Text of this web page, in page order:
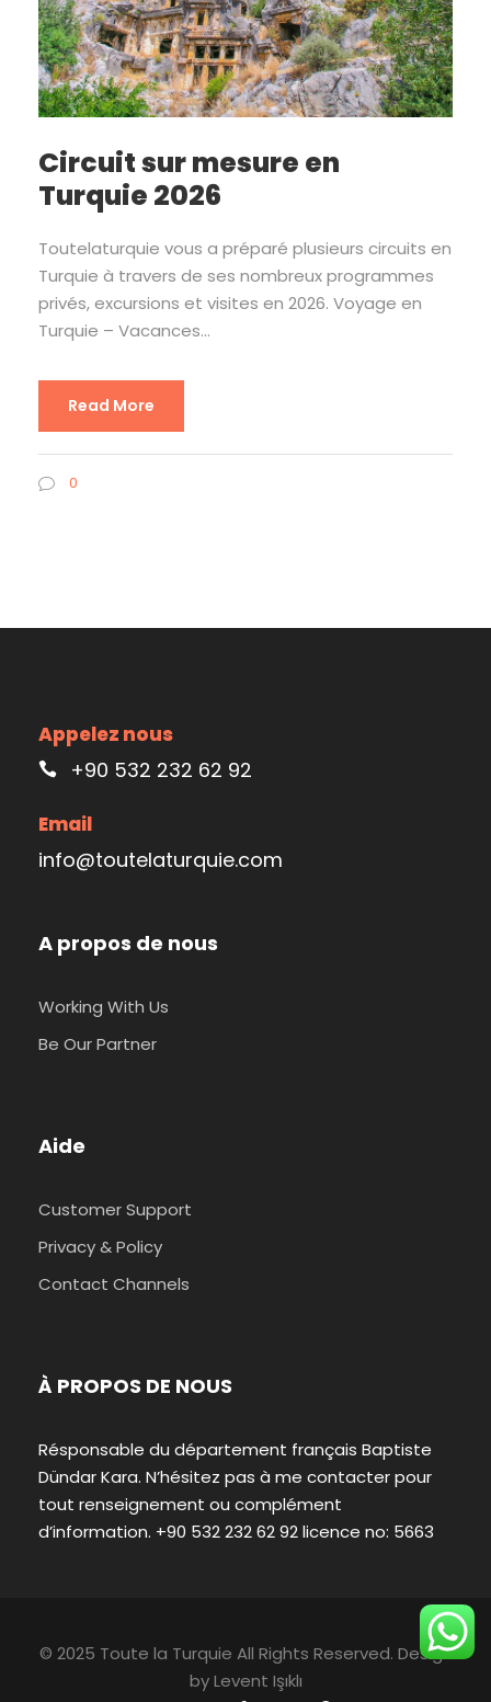
Circuit sur mesure en
Turquie 2026
Toutelaturquie vous a préparé plusieurs circuits en
Turquie à travers de ses nombreux programmes
privés, excursions et visites en 2026. Voyage en
Turquie – Vacances...
Read More
0
Appelez nous
+90 532 232 62 92
Email
info@toutelaturquie.com
A propos de nous
Working With Us
Be Our Partner
Aide
Customer Support
Privacy & Policy
Contact Channels
À PROPOS DE NOUS
Résponsable du département français Baptiste
Dündar Kara. N’hésitez pas à me contacter pour
tout renseignement ou complément
d’information. +90 532 232 62 92 licence no: 5663
© 2025 Toute la Turquie All Rights Reserved. Design
byLevent Işıklı